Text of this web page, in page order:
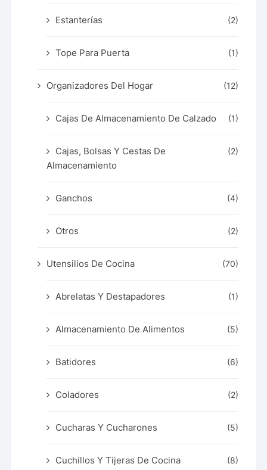
Estanterías (2)
Tope Para Puerta (1)
Organizadores Del Hogar (12)
Cajas De Almacenamiento De Calzado (1)
Cajas, Bolsas Y Cestas De
Almacenamiento
(2)
Ganchos (4)
Otros (2)
Utensilios De Cocina (70)
Abrelatas Y Destapadores (1)
Almacenamiento De Alimentos (5)
Batidores (6)
Coladores (2)
Cucharas Y Cucharones (5)
Cuchillos Y Tijeras De Cocina (8)